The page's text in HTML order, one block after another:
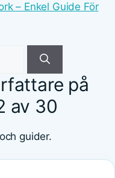
– Enkel Guide För
på
av 30
guider.